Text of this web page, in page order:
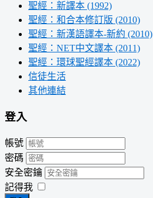
聖經：新譯本 (1992)
聖經：和合本修訂版 (2010)
聖經：新漢語譯本-新約 (2010)
聖經：NET中文譯本 (2011)
聖經：環球聖經譯本 (2022)
信徒生活
其他連結
登入
帳號
密碼
安全密鑰
記得我